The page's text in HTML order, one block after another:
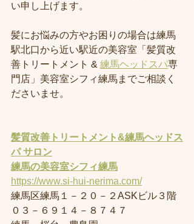
い申し上げます。
髪にお悩みの方やお困りの場合は練馬
駅北口から近い駅近の美容室「髪質改
善トリートメント & 練馬ヘッドスパ専
門店」美容室シフィ練馬までご相談く
ださいませ。
髪質改善トリートメント&練馬ヘッドス
パ サロン
練馬の美容室シフィ練馬
https://www.si-hui-nerima.com/
練馬区練馬１－２０－２ASKビル３階
０３－６９１４－８７４７